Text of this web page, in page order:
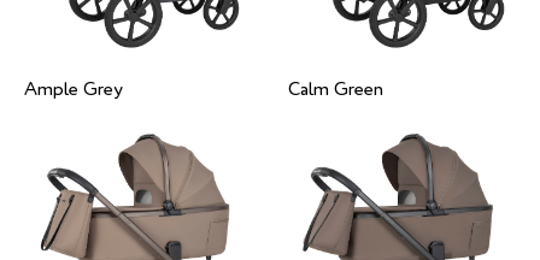
Ample Grey Calm Green